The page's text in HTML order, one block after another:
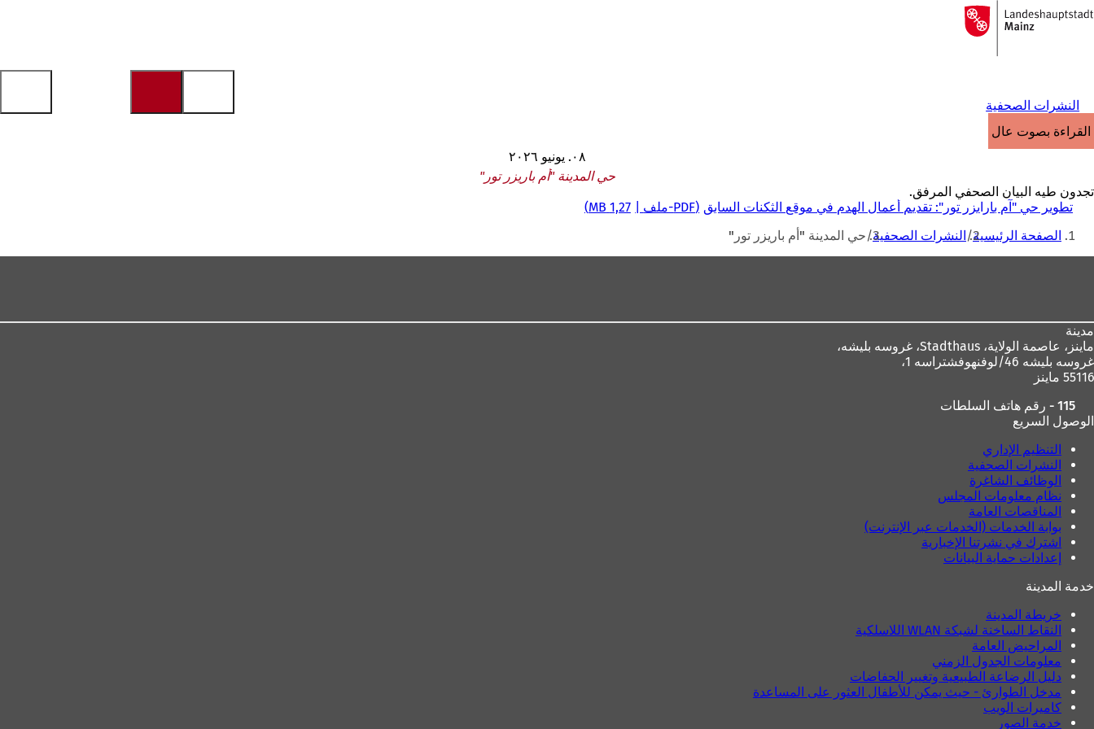
الانتقال إلى المحتوى
إلى
الصفحة
النشرات الصحفية
القراءة بصوت عالٍ
٠٨. يونيو ٢٠٢٦
حي المدينة "أم باريزر تور"
تجدون طيه البيان الصحفي المرفق.
تطوير حي "آم بارايزر تور": تقديم أعمال الهدم في موقع الثكنات السابق PDF-ملف 1,27 MB
أنت
الصفحة الرئيسية النشرات الصحفية حي المدينة "أم باريزر تور"
مدينة
ماينز، عاصمة الولاية،
غروسه بليشه 46/لوفنهوفشتراسه 1،
55116 ماينز
115 - رقم هاتف السلطات
الوصول السريع
التنظيم الإداري
النشرات الصحفية
الوظائف الشاغرة
نظام معلومات المجلس
المناقصات العامة
بوابة الخدمات (الخدمات عبر الإنترنت)
اشترك في نشرتنا الإخبارية
إعدادات حماية البيانات
خدمة المدينة
خريطة المدينة
النقاط الساخنة لشبكة WLAN اللاسلكية
المراحيض العامة
معلومات الجدول الزمني
دليل الرضاعة الطبيعية وتغيير الحفاضات
مدخل الطوارئ - حيث يمكن للأطفال العثور على المساعدة
كاميرات الويب
خدمة الصور